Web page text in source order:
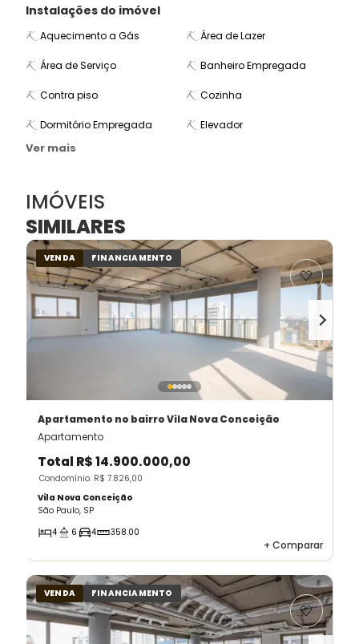
Instalações do imóvel
Aquecimento a Gás Área de Lazer
Área de Serviço Banheiro Empregada
Contra piso Cozinha
Dormitório Empregada Elevador
Ver mais
IMÓVEIS
SIMILARES
VENDA FINANCIAMENTO
Apartamento no bairro Vila Nova Conceição
Apartamento
Total R$ 14.900.000,00
Condomínio: R$ 7.826,00
Vila Nova Conceição
São Paulo, SP
4
6 4 358.00
+ Comparar
VENDA FINANCIAMENTO